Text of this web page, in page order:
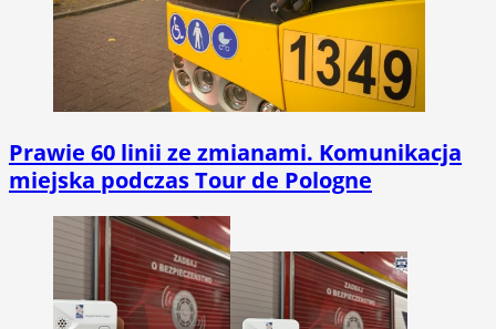
Prawie 60 linii ze zmianami. Komunikacja
miejska podczas Tour de Pologne